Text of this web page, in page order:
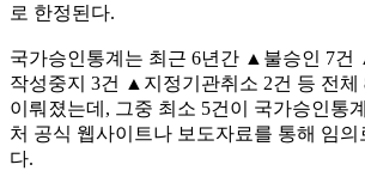
로 한정된다.
국가승인통계는 최근 6년간 ▲ 불승인 7건
작성중지 3건 ▲ 지정기관취소 2건 등 전체
이뤄졌는데 , 그중 최소 5건이 국가승인통
처 공식 웹사이트나 보도자료를 통해 임의
다.